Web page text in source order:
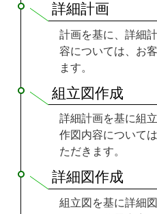
詳細計画
計画を基に、詳細
容については、お
ます。
組立図作成
詳細計画を基に組
作図内容について
ただきます。
詳細図作成
組立図を基に詳細